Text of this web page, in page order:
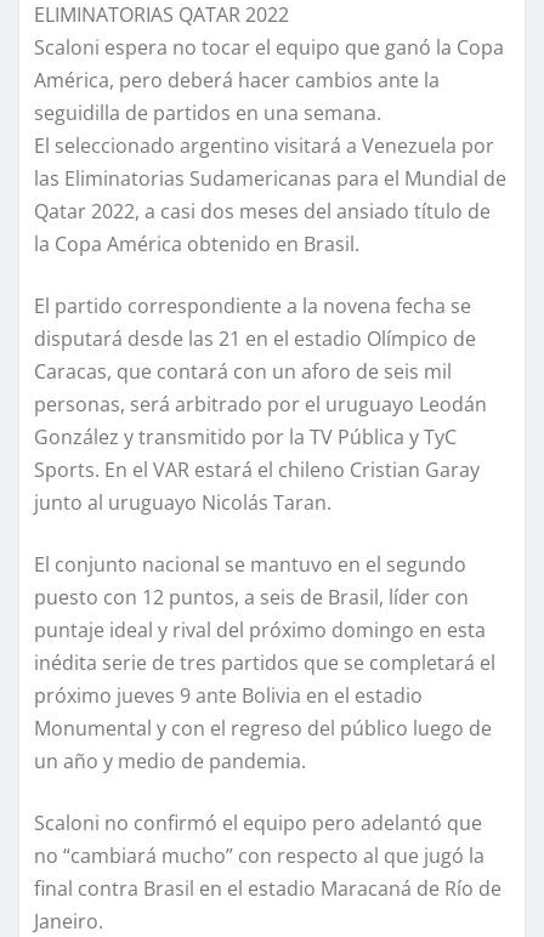
ELIMINATORIAS QATAR 2022
Scaloni espera no tocar el equipo que ganó la Copa
América, pero deberá hacer cambios ante la
seguidilla de partidos en una semana.
El seleccionado argentino visitará a Venezuela por
las Eliminatorias Sudamericanas para el Mundial de
Qatar 2022, a casi dos meses del ansiado título de
la Copa América obtenido en Brasil.
El partido correspondiente a la novena fecha se
disputará desde las 21 en el estadio Olímpico de
Caracas, que contará con un aforo de seis mil
personas, será arbitrado por el uruguayo Leodán
González y transmitido por la TV Pública y TyC
Sports. En el VAR estará el chileno Cristian Garay
junto al uruguayo Nicolás Taran.
El conjunto nacional se mantuvo en el segundo
puesto con 12 puntos, a seis de Brasil, líder con
puntaje ideal y rival del próximo domingo en esta
inédita serie de tres partidos que se completará el
próximo jueves 9 ante Bolivia en el estadio
Monumental y con el regreso del público luego de
un año y medio de pandemia.
Scaloni no confirmó el equipo pero adelantó que
no “cambiará mucho” con respecto al que jugó la
final contra Brasil en el estadio Maracaná de Río de
Janeiro.